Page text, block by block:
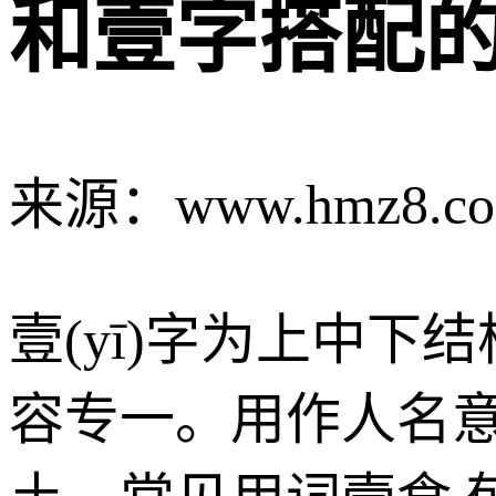
和壹字搭配
来源：
壹(yī)字为上中下
容专一。用作人名